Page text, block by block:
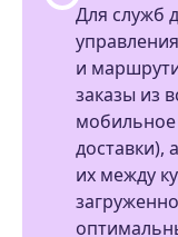
Для служб
и
заказы из
доставки),
их между